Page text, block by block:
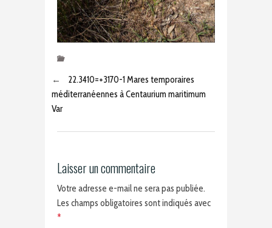
←
22.3410=+3170-1 Mares temporaires
méditerranéennes à Centaurium maritimum
Var
Laisser un commentaire
Votre adresse e-mail ne sera pas publiée.
Les champs obligatoires sont indiqués avec
*